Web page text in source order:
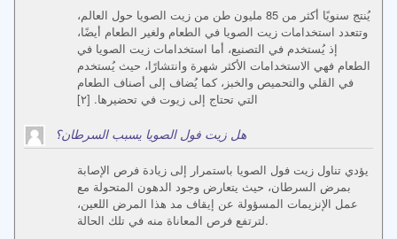
يُنتج سنويًا أكثر من 85 مليون طن من زيت الصويا حول العالم،
وتتعدد استخدامات زيت الصويا في الطعام ولغير الطعام أيضًا،
إذ يُستخدم في التصنيع، أما استخدامات زيت الصويا في
الطعام فهي الاستخدامات الأكثر شهرة وانتشارًا، حيث يُستخدم
في القلي والتحميص والخبز، كما يُضاف إلى أصناف الطعام
التي تحتاج إلى زيوت في تحضيرها. [٢]
هل زيت فول الصويا يسبب السرطان؟
يؤدي تناول زيت فول الصويا باستمرار إلى زيادة فرص الإصابة
بمرض السرطان، حيث يتعارض وجود الدهون المتحولة مع
عمل الإنزيمات المسؤولة عن إيقاف مد هذا المرض اللعين،
لترتفع فرص المعاناة منه في تلك الحالة.